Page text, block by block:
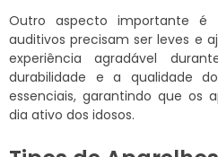
Outro aspecto importante é
auditivos precisam ser leves e
experiência agradável
durabilidade e a qualidade
essenciais, garantindo que os
dia ativo dos idosos.